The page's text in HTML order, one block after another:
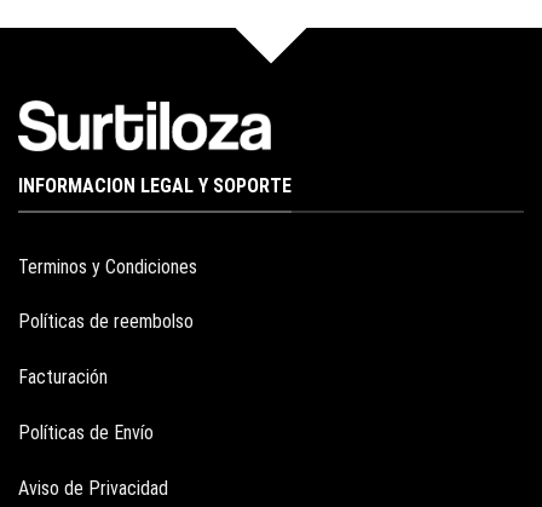
INFORMACION LEGAL Y SOPORTE
Terminos y Condiciones
Políticas de reembolso
Facturación
Políticas de Envío
Aviso de Privacidad